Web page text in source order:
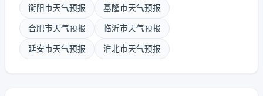
衡阳市天气预报 基隆市天气预报
合肥市天气预报 临沂市天气预报
延安市天气预报 淮北市天气预报